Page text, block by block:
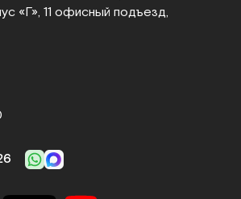
«Г», 11 офисный подъезд,